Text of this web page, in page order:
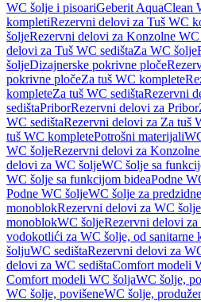
WC šolje i pisoariGeberit AquaClean
kompletiRezervni delovi za Tuš WC
šoljeRezervni delovi za Konzolne
delovi za Tuš WC sedištaZa WC šolje
šoljeDizajnerske pokrivne ploče
pokrivne pločeZa tuš WC komplete
kompleteZa tuš WC sedištaRezervni
sedištaPriborRezervni delovi za Pribor
WC sedištaRezervni delovi za Za tuš
tuš WC kompletePotrošni materijali
WC šoljeRezervni delovi za
delovi za WC šoljeWC šolje sa
WC šolje sa funkcijom bideaPodne
Podne WC šoljeWC šolje za
monoblokRezervni delovi za WC
monoblokWC šoljeRezervni delovi
vodokotlići za WC šolje, od sanitarne
šoljuWC sedištaRezervni delovi za
delovi za WC sedištaComfort modeli
Comfort modeli WC šoljaWC šolje,
WC šolje, povišeneWC šolje,